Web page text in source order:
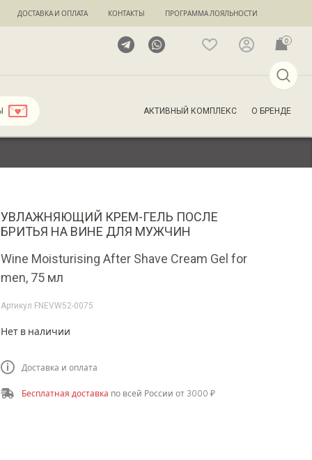
ДОСТАВКА И ОПЛАТА КОНТАКТЫ ПРОГРАММА ЛОЯЛЬНОСТИ
0
АКТИВНЫЙ КОМПЛЕКС О БРЕНДЕ
УВЛАЖНЯЮЩИЙ КРЕМ-ГЕЛЬ ПОСЛЕ
БРИТЬЯ НА ВИНЕ ДЛЯ МУЖЧИН
Wine Moisturising After Shave Cream Gel for
men, 75 мл
Артикул FNEVW52-0075
Нет в наличии
Доставка и оплата
Бесплатная доставка по всей России от 3000 ₽